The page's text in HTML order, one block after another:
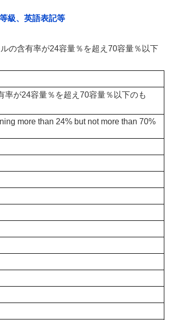
級、英語表記等
の含有率が24容量％を超え70容量％以下
率が24容量％を超え70容量％以下のも
more than 24% but not more than 70%